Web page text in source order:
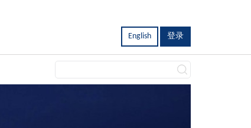
English 登录